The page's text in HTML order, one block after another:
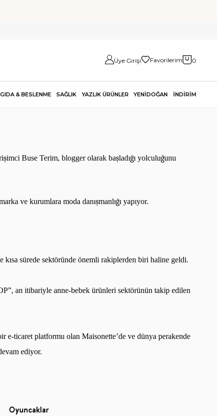
Üye Girişi Favorilerim 0
GIDA & BESLENME SAĞLIK YAZLIK ÜRÜNLER YENİDOĞAN İNDİRİM
şimci Buse Terim, blogger olarak başladığı yolculuğunu
ve kurumlara moda danışmanlığı yapıyor.
kısa sürede sektöründe önemli rakiplerden biri haline geldi.
”, an itibariyle anne-bebek ürünleri sektörünün takip edilen
e-ticaret platformu olan Maisonette’de ve dünya perakende
ediyor.
Oyuncaklar